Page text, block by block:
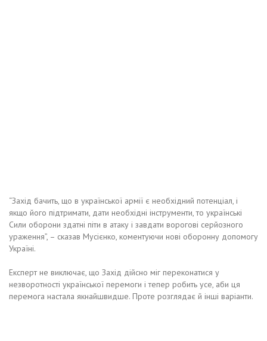
“Захід бачить, що в української армії є необхідний потенціал, і
якщо його підтримати, дати необхідні інструменти, то українські
Сили оборони здатні піти в атаку і завдати ворогові серйозного
ураження”, – сказав Мусієнко, коментуючи нові оборонну допомогу
Україні.
Експерт не виключає, що Захід дійсно міг переконатися у
незворотності української перемоги і тепер робить усе, аби ця
перемога настала якнайшвидше. Проте розглядає й інші варіанти.